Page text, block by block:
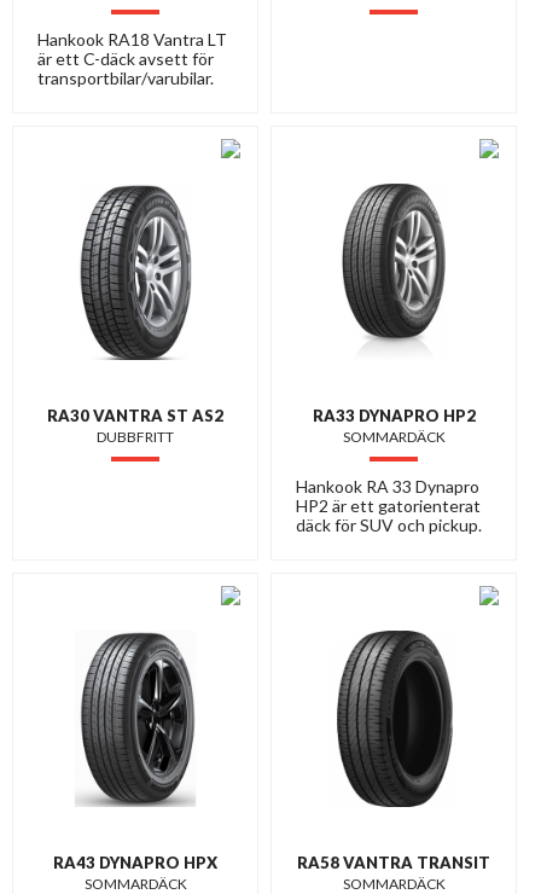
Hankook RA18 Vantra LT
är ett C-däck avsett för
transportbilar/varubilar.
RA30 VANTRA ST AS2
DUBBFRITT
RA33 DYNAPRO HP2
SOMMARDÄCK
Hankook RA 33 Dynapro
HP2 är ett gatorienterat
däck för SUV och pickup.
RA43 DYNAPRO HPX
SOMMARDÄCK
RA58 VANTRA TRANSIT
SOMMARDÄCK